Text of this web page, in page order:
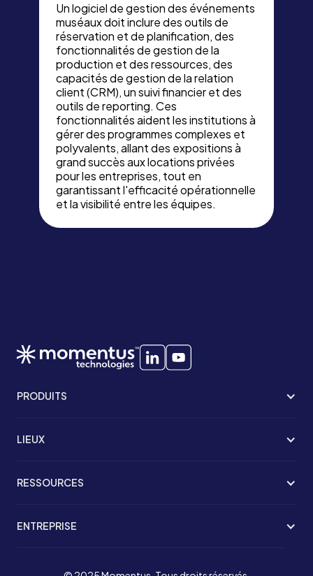
Un logiciel de gestion des événements
muséaux doit inclure des outils de
réservation et de planification, des
fonctionnalités de gestion de la
production et des ressources, des
capacités de gestion de la relation
client (CRM), un suivi financier et des
outils de reporting. Ces
fonctionnalités aident les institutions à
gérer des programmes complexes et
polyvalents, allant des expositions à
grand succès aux locations privées
pour les entreprises, tout en
garantissant l'efficacité opérationnelle
et la visibilité entre les équipes.
PRODUITS
LIEUX
RESSOURCES
ENTREPRISE